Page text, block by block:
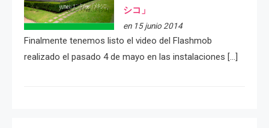
シコ」
en 15 junio 2014
Finalmente tenemos listo el video del Flashmob
realizado el pasado 4 de mayo en las instalaciones […]